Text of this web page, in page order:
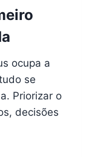
ocupa a
se
Priorizar o
decisões